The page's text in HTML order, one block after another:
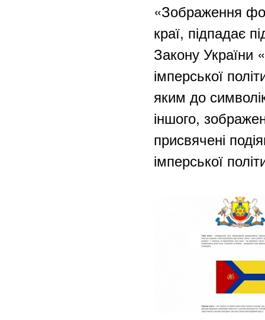
«Зображення
краї, підпадає
Закону України
імперської
яким до
іншого,
присвячені
імперської